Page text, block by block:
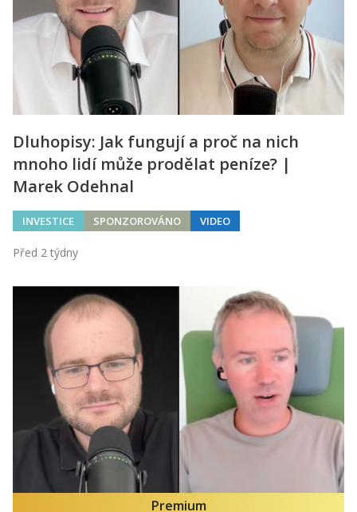
Dluhopisy: Jak fungují a proč na nich
mnoho lidí může prodělat peníze? |
Marek Odehnal
INVESTICE SPONZOROVÁNO VIDEO
Před 2 týdny
Premium